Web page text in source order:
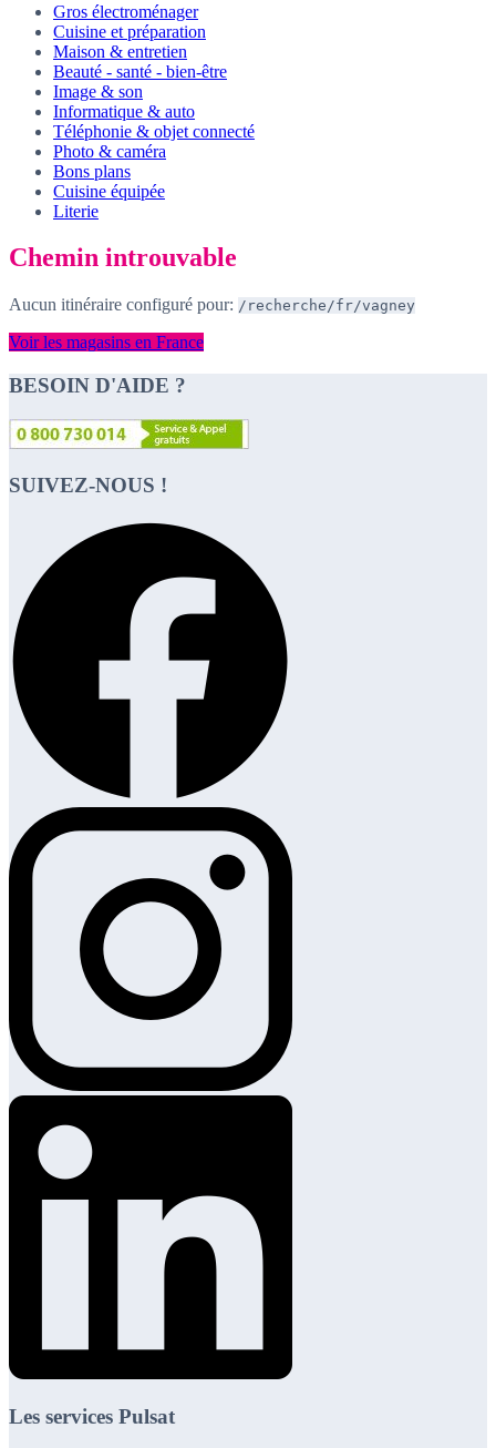
Gros électroménager
Cuisine et préparation
Maison & entretien
Beauté - santé - bien-être
Image & son
Informatique & auto
Téléphonie & objet connecté
Photo & caméra
Bons plans
Cuisine équipée
Literie
Chemin introuvable
Aucun itinéraire configuré pour: /recherche/fr/vagney
Voir les magasins en France
BESOIN D'AIDE ?
SUIVEZ-NOUS !
Les services Pulsat